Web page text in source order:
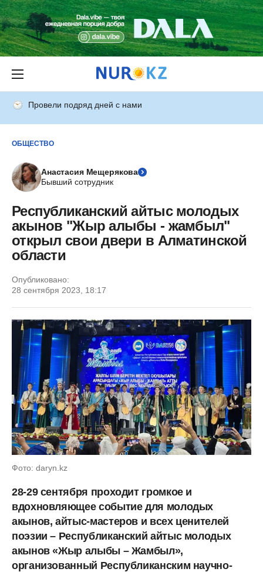
Провели подряд дней с нами
ОБЩЕСТВО
Анастасия Мещерякова
Бывший сотрудник
Республиканский айтыс молодых
акынов "Жыр алыбы - жамбыл"
открыл свои двери в Алматинской
области
Опубликовано:
28 сентября 2023, 18:17
Фото: daryn.kz
28-29 сентября проходит громкое и
вдохновляющее событие для молодых
акынов, айтыс-мастеров и всех ценителей
поэзии – Республиканский айтыс молодых
акынов «Жыр алыбы – Жамбыл»,
организованный Республиканским научно-